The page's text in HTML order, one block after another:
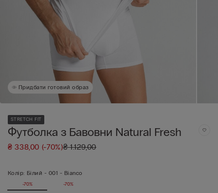
Придбати готовий образ
STRETCH FIT
Футболка з Бавовни Natural Fresh
₴ 338,00 (-70%)₴ 1.129,00
Колір: Білий - 001 - Bianco
-70% -70%